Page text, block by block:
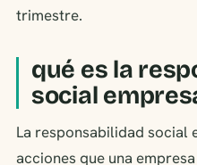
trimestre.
qué es la
social
La responsabilidad social
acciones que una